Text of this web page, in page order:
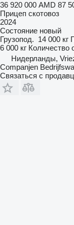
36 920 000 AMD 87
Прицеп скотовоз
2024
Состояние новый
Грузопод. 14 000 кг
6 000 кг Количество
Нидерланды,
Companjen
Связаться с